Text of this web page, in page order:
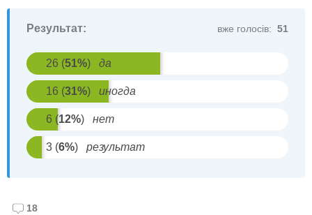
Результат: вже голосів: 51
26 (51%) да
16 (31%) иногда
6 (12%) нет
3 (6%) результат
18